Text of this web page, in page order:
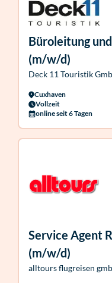
Büroleitung
(m/w/d)
Deck 11 Touristik
Cuxhaven
Vollzeit
online seit 6 Tagen
Service Agent
(m/w/d)
alltours flugreisen